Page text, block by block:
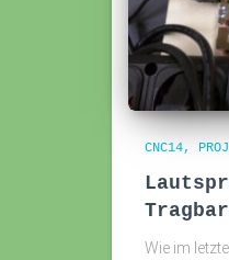
CNC14
Wie im